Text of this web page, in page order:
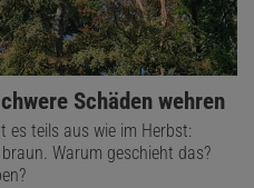
Schäden wehren
es teils aus wie im Herbst:
Warum geschieht das?